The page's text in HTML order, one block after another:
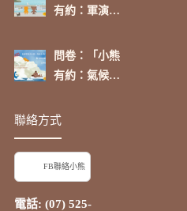
有約：軍演來
嗎？」
問卷：「小熊
有約：氣候環
啟航【卷
聯絡方式
FB聯絡小熊
電話: (07) 525-